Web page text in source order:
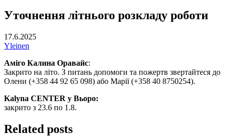
Уточнення літнього розкладу роботи
17.6.2025
Yleinen
Аміго Калина Оравайс:
Закрито на літо. З питань допомоги та пожертв звертайтеся до
Олени (+358 44 92 65 098) або Марії (+358 40 8750254).
Kalyna CENTER у Вьоро:
закрито з 23.6 по 1.8.
Related posts